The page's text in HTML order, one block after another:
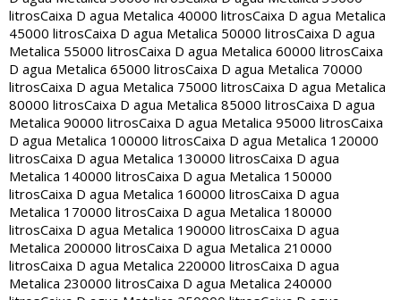
litrosCaixa D agua Metalica 40000 litrosCaixa D agua Metalica
45000 litrosCaixa D agua Metalica 50000 litrosCaixa D agua
Metalica 55000 litrosCaixa D agua Metalica 60000 litrosCaixa
D agua Metalica 65000 litrosCaixa D agua Metalica 70000
litrosCaixa D agua Metalica 75000 litrosCaixa D agua Metalica
80000 litrosCaixa D agua Metalica 85000 litrosCaixa D agua
Metalica 90000 litrosCaixa D agua Metalica 95000 litrosCaixa
D agua Metalica 100000 litrosCaixa D agua Metalica 120000
litrosCaixa D agua Metalica 130000 litrosCaixa D agua
Metalica 140000 litrosCaixa D agua Metalica 150000
litrosCaixa D agua Metalica 160000 litrosCaixa D agua
Metalica 170000 litrosCaixa D agua Metalica 180000
litrosCaixa D agua Metalica 190000 litrosCaixa D agua
Metalica 200000 litrosCaixa D agua Metalica 210000
litrosCaixa D agua Metalica 220000 litrosCaixa D agua
Metalica 230000 litrosCaixa D agua Metalica 240000